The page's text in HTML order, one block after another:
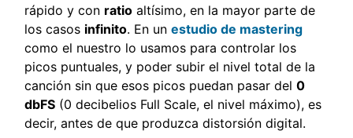
rápido y con ratio altísimo, en la mayor parte de
los casos infinito. En unestudio de mastering
como el nuestro lo usamos para controlar los
picos puntuales, y poder subir el nivel total de la
canción sin que esos picos puedan pasar del0
dbFS (0 decibelios Full Scale, el nivel máximo), es
decir, antes de que produzca distorsión digital.